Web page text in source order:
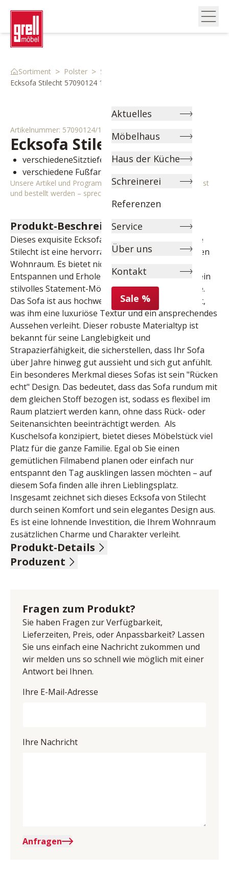
Aktuelles
Möbelhaus
Haus der Küche
Schreinerei
Referenzen
Service
Über uns
Kontakt
Sale %
Sortiment > Polster > Sofas
Ecksofa Stilecht 57090124 1
Artikelnummer: 57090124/1
Ecksofa StilechtUnited
verschiedeneSitztiefen wählbar
verschiedene Fußfarben wählbar
Unsere Artikel und Programme können individuell angepasst
und bestellt werden – sprechen Sie uns gerne an!
Produkt-Beschreibung
Dieses exquisite Ecksofa der renommierten Marke
Stilecht ist eine hervorragende Ergänzung für jeden
Wohnraum. Es bietet nicht nur einen Platz zum
Entspannen und Erholen, sondern dient auch als ein
stilvolles Statement-Möbelstück in Ihrem Zuhause.
Das Sofa ist aus hochwertigem Cordstoff gefertigt,
was ihm eine luxuriöse Textur und ein ansprechendes
Aussehen verleiht. Dieser robuste Materialtyp ist
bekannt für seine Langlebigkeit und
Strapazierfähigkeit, die sicherstellen, dass Ihr Sofa
über Jahre hinweg gut aussieht und sich gut anfühlt.
Ein besonderes Merkmal dieses Sofas ist sein "Rücken
echt" Design. Das bedeutet, dass das Sofa rundum mit
dem gleichen Stoff bezogen ist, sodass es flexibel im
Raum platziert werden kann, ohne dass Rück- oder
Seitenansichten beeinträchtigt werden.  Als
Kuschelsofa konzipiert, bietet dieses Möbelstück viel
Platz für die ganze Familie. Egal ob Sie einen
gemütlichen Filmabend planen oder einfach nur
entspannt den Tag ausklingen lassen möchten – auf
diesem Sofa finden alle ihren Lieblingsplatz.
Insgesamt zeichnet sich dieses Ecksofa von Stilecht
durch seinen Komfort und sein elegantes Design aus.
Es ist eine lohnende Investition, die Ihrem Wohnraum
zusätzlichen Charme und Charakter verleiht.
Produkt-Details
88% Polyester, 12% Polyacryl, Farbe light grey,
136/84/190 cm
1,5 Sitzer mit Armlehne rechts, BHT ca. 136/84/105 cm
1x Kissen 50x50 cm
1x Kissen 60x40 cm
1x Flatterkissen 75x75 cm in 88% Polyester, 12%
Polyacryl petrol
Produzent
E-Mail-Adresse: info@candy-polstermoebel.de
UID (Umsatzsteuer-Identifikationsnummer): DE
814847036
Fragen zum Produkt?
Sie haben Fragen zur Verfügbarkeit,
Lieferzeiten, Preis, oder Anpassbarkeit? Lassen
Sie uns einfach eine Nachricht zukommen und
wir melden uns so schnell wie möglich mit einer
Antwort bei Ihnen.
Ihre E-Mail-Adresse
Ihre Nachricht
Anfragen